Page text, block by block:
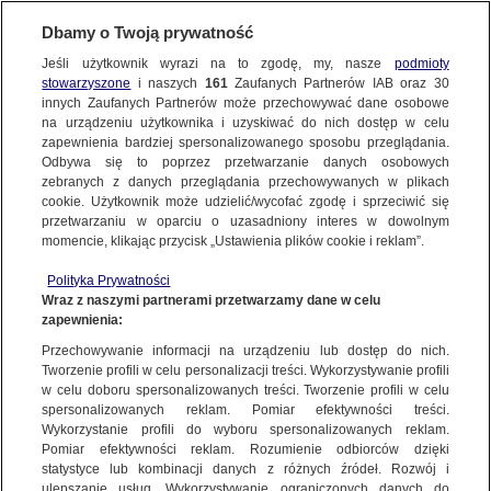
NAJNOWSZE
ZOBACZ FAKTY
FAKTY PO FAKTACH
FAKTY O ŚWIECIE
WIĘCEJ
KANAŁY
Dzień dobry!
Jedno konto do wszystkich usług
Dbamy o Twoją prywatność
Jeśli użytkownik wyrazi na to zgodę, my, nasze podmioty
stowarzyszone i naszych 161Zaufanych Partnerów IAB oraz 30
innych Zaufanych Partnerów może przechowywać dane osobowe
na urządzeniu użytkownika i uzyskiwać do nich dostęp w celu
zapewnienia bardziej spersonalizowanego sposobu przeglądania.
Odbywa się to poprzez przetwarzanie danych osobowych
zebranych z danych przeglądania przechowywanych w plikach
cookie. Użytkownik może udzielić/wycofać zgodę i sprzeciwić się
przetwarzaniu w oparciu o uzasadniony interes w dowolnym
momencie, klikając przycisk „Ustawienia plików cookie i reklam”.
Polityka Prywatności
Wraz z naszymi partnerami przetwarzamy dane w celu
zapewnienia:
Przechowywanie informacji na urządzeniu lub dostęp do nich.
Tworzenie profili w celu personalizacji treści. Wykorzystywanie profili
w celu doboru spersonalizowanych treści. Tworzenie profili w celu
spersonalizowanych reklam. Pomiar efektywności treści.
Wykorzystanie profili do wyboru spersonalizowanych reklam.
Pomiar efektywności reklam. Rozumienie odbiorców dzięki
statystyce lub kombinacji danych z różnych źródeł. Rozwój i